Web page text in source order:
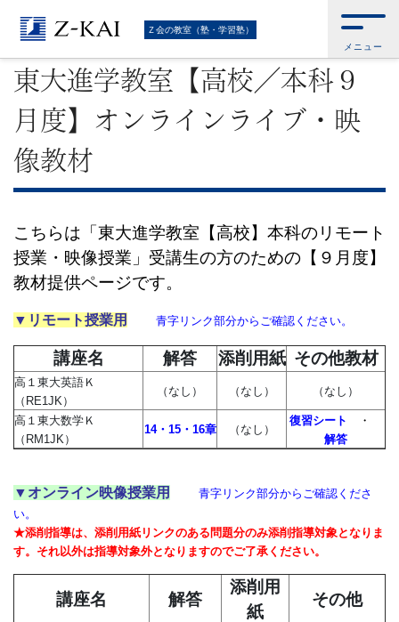
難
関
校
受
験
に
強
い
学
習
塾
Ｚ会の教室（塾・学習塾）
メニュー
Ｚ会トップ> Ｚ会の教室（塾・学習塾）>東大進学教室【高校／本科９月
度】オンラインライブ・映像教材
東大進学教室【高校／本科９
月度】オンラインライブ・映
像教材
こちらは「東大進学教室【高校】本科のリモート
授業・映像授業」受講生の方のための【９月度】
教材提供ページです。
▼リモート授業用 青字リンク部分からご確認ください。
講座名 解答 添削 用紙 その他教材
高１東大英語Ｋ
（RE1JK）
（なし） （なし） （なし）
高１東大数学Ｋ
（RM1JK）
14・15・16章 （なし）
復習シート
・
解答
▼オンライン映像授業用
青字リンク部分からご確認くださ
い。
★添削指導は、添削 用紙リンクのある問題分のみ添削指導対象となりま
す。それ以外は指導対象外となりますのでご了承ください。
講座名 解答
添削用
紙
その他